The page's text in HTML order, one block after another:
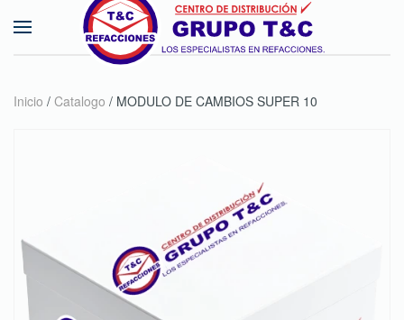
Skip to main content
Inicio / Catalogo / MODULO DE CAMBIOS SUPER 10